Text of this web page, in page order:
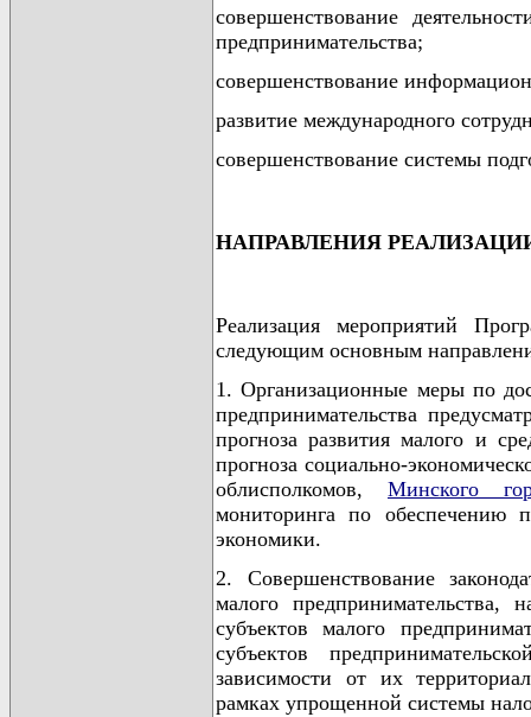
совершенствование
предпринимательства;
совершенствование
развитие международного
совершенствование системы
НАПРАВЛЕНИЯ
Реализация мероприятий
следующим основным
1. Организационные меры по
предпринимательства
прогноза развития малого и
прогноза социально-
облисполкомов, Минского
мониторинга по обеспечению
экономики.
2. Совершенствование
малого предпринимательства,
субъектов малого
субъектов
зависимости от их
рамках упрощенной системы